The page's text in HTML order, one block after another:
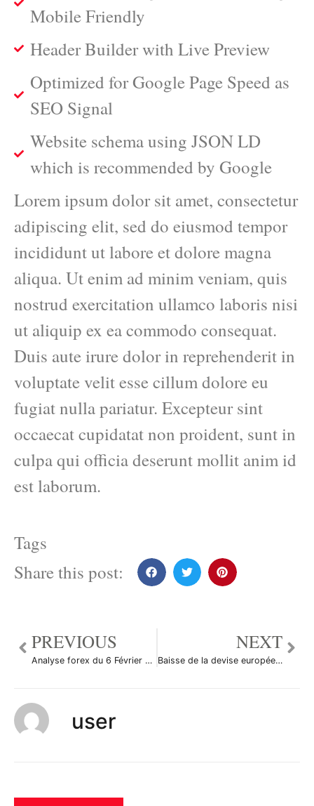
Mobile Friendly
Header Builder with Live Preview
Optimized for Google Page Speed as
SEO Signal
Website schema using JSON LD
which is recommended by Google
Lorem ipsum dolor sit amet, consectetur
adipiscing elit, sed do eiusmod tempor
incididunt ut labore et dolore magna
aliqua. Ut enim ad minim veniam, quis
nostrud exercitation ullamco laboris nisi
ut aliquip ex ea commodo consequat.
Duis aute irure dolor in reprehenderit in
voluptate velit esse cillum dolore eu
fugiat nulla pariatur. Excepteur sint
occaecat cupidatat non proident, sunt in
culpa qui officia deserunt mollit anim id
est laborum.
Tags
Share this post:
PREVIOUS
Analyse forex du 6 Février 2008
NEXT
Baisse de la devise européenne sur le forex
user